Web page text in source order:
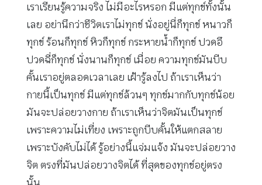
เราเรียนรู้ความจริง ไม่มีอะไรหรอก มีแต่ทุกข์ทั้งนั้น
เลย อย่านึกว่าชีวิตเราไม่ทุกข์ นั่งอยู่นี่ก็ทุกข์ หนาวก็
ทุกข์ ร้อนก็ทุกข์ หิวก็ทุกข์ กระหายน้ำก็ทุกข์ ปวดอึ
ปวดฉี่ก็ทุกข์ นั่งนานก็ทุกข์ เมื่อย ความทุกข์มันบีบ
คั้นเราอยู่ตลอดเวลาเลย เฝ้ารู้ลงไป ถ้าเราเห็นว่า
กายนี้เป็นทุกข์ มีแต่ทุกข์ล้วนๆ ทุกข์มากกับทุกข์น้อย
มันจะปล่อยวางกาย ถ้าเราเห็นว่าจิตมันเป็นทุกข์
เพราะความไม่เที่ยง เพราะถูกบีบคั้นให้แตกสลาย
เพราะบังคับไม่ได้ รู้อย่างนี้แจ่มแจ้ง มันจะปล่อยวาง
จิต ตรงที่มันปล่อยวางจิตได้ ที่สุดของทุกข์อยู่ตรง